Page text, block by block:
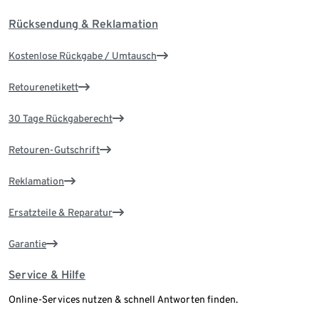
Rücksendung & Reklamation
Kostenlose Rückgabe / Umtausch
Retourenetikett
30 Tage Rückgaberecht
Retouren-Gutschrift
Reklamation
Ersatzteile & Reparatur
Garantie
Service & Hilfe
Online-Services nutzen & schnell Antworten finden.